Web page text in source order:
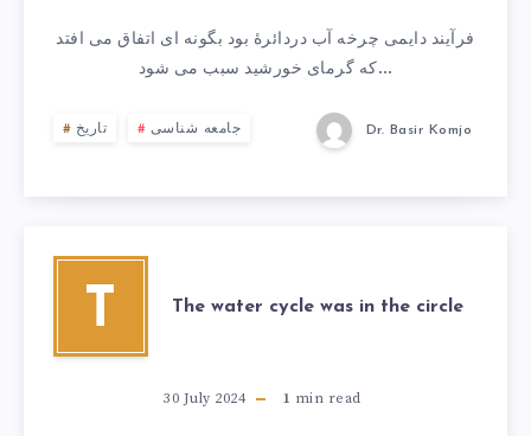
فرآیند دایمی چرخه آب دردائرۀ بود بگونه ای اتفاق می افتد
که گرمای خورشید سبب می شود…
تاریخ جامعه شناسی Dr. Basir Komjo
T The water cycle was in the circle
30 July 2024 1 min read